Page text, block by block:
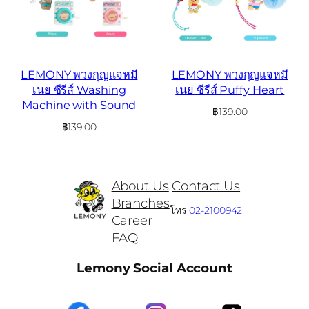
LEMONY พวงกุญแจหมี
เนย ซีรีส์ Washing
Machine with Sound
฿139.00
LEMONY พวงกุญแจหมี
เนย ซีรีส์ Puffy Heart
฿139.00
About Us
Branches
Career
FAQ
Contact Us
โทร02-2100942
Lemony Social Account